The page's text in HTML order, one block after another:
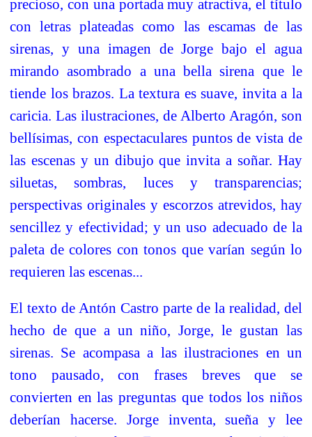
precioso, con una portada muy atractiva, el título
con letras plateadas como las escamas de las
sirenas, y una imagen de Jorge bajo el agua
mirando asombrado a una bella sirena que le
tiende los brazos. La textura es suave, invita a la
caricia. Las ilustraciones, de Alberto Aragón, son
bellísimas, con espectaculares puntos de vista de
las escenas y un dibujo que invita a soñar. Hay
siluetas, sombras, luces y transparencias;
perspectivas originales y escorzos atrevidos, hay
sencillez y efectividad; y un uso adecuado de la
paleta de colores con tonos que varían según lo
requieren las escenas...
El texto de Antón Castro parte de la realidad, del
hecho de que a un niño, Jorge, le gustan las
sirenas. Se acompasa a las ilustraciones en un
tono pausado, con frases breves que se
convierten en las preguntas que todos los niños
deberían hacerse. Jorge inventa, sueña y lee